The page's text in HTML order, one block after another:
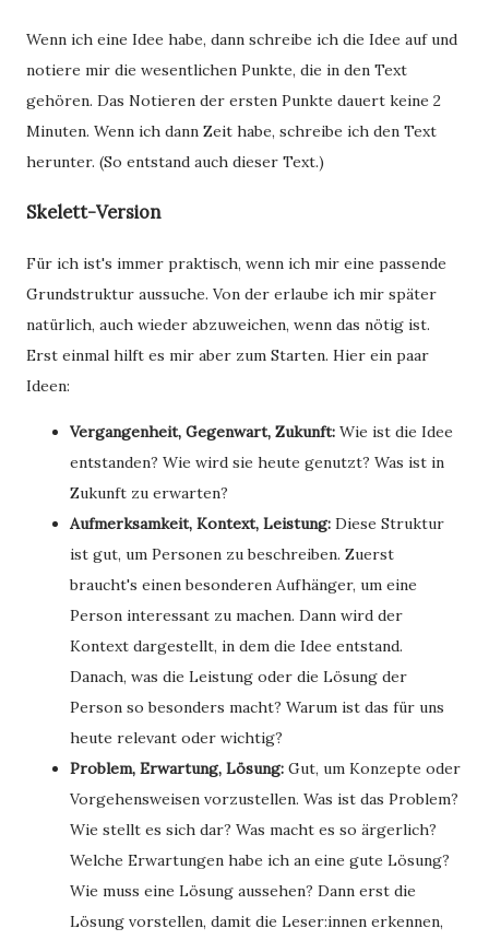
Wenn ich eine Idee habe, dann schreibe ich die Idee auf und
notiere mir die wesentlichen Punkte, die in den Text
gehören. Das Notieren der ersten Punkte dauert keine 2
Minuten. Wenn ich dann Zeit habe, schreibe ich den Text
herunter. (So entstand auch dieser Text.)
Skelett-Version
Für ich ist's immer praktisch, wenn ich mir eine passende
Grundstruktur aussuche. Von der erlaube ich mir später
natürlich, auch wieder abzuweichen, wenn das nötig ist.
Erst einmal hilft es mir aber zum Starten. Hier ein paar
Ideen:
Vergangenheit, Gegenwart, Zukunft: Wie ist die Idee
entstanden? Wie wird sie heute genutzt? Was ist in
Zukunft zu erwarten?
Aufmerksamkeit, Kontext, Leistung: Diese Struktur
ist gut, um Personen zu beschreiben. Zuerst
braucht's einen besonderen Aufhänger, um eine
Person interessant zu machen. Dann wird der
Kontext dargestellt, in dem die Idee entstand.
Danach, was die Leistung oder die Lösung der
Person so besonders macht? Warum ist das für uns
heute relevant oder wichtig?
Problem, Erwartung, Lösung: Gut, um Konzepte oder
Vorgehensweisen vorzustellen. Was ist das Problem?
Wie stellt es sich dar? Was macht es so ärgerlich?
Welche Erwartungen habe ich an eine gute Lösung?
Wie muss eine Lösung aussehen? Dann erst die
Lösung vorstellen, damit die Leser:innen erkennen,